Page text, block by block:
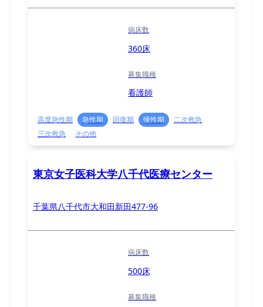
病床数
360床
募集職種
看護師
高度急性期 急性期 回復期 慢性期
二次救急
三次救急
その他
東京女子医科大学八千代医療センター
千葉県八千代市大和田新田477-96
病床数
500床
募集職種